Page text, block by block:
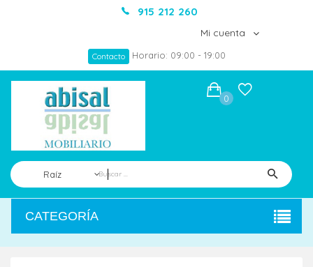
915 212 260
Mi cuenta
Contacto Horario: 09:00 - 19:00
Raíz
0
CATEGORÍA